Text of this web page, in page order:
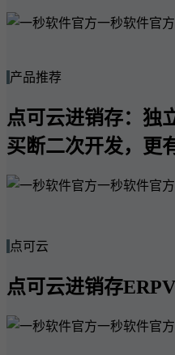
一秒软件官方
产品推荐
点可云进销存：独
买断二次开发，更
一秒软件官方
点可云
点可云进销存
一秒软件官方